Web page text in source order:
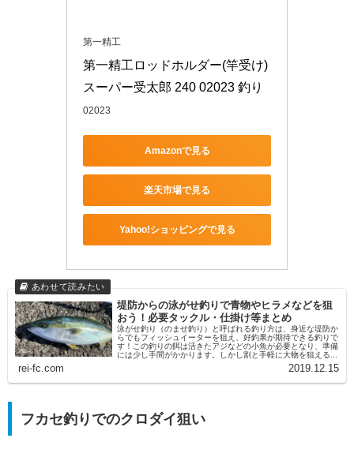
第一精工
第一精工ロッドホルダー(竿受け)
スーパー受太郎 240 02023 釣り
02023
Amazonで見る
楽天市場で見る
Yahoo!ショッピングで見る
堤防からの泳がせ釣りで青物やヒラメなどを狙
おう！必要タックル・仕掛け等まとめ
泳がせ釣り（のませ釣り）と呼ばれる釣り方は、身近な堤防か
らでもフィッシュイーターを狙え、好釣果が期待できる釣りで
す！この釣りの餌は活きたアジなどの小魚が必要となり、準備
には少し手間がかかります。しかし割と手軽に大物を狙える...
rei-fc.com 2019.12.15
フカセ釣りでのクロダイ狙い